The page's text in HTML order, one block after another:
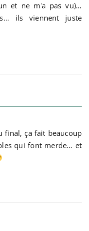
et ne m'a pas vu)…
ils viennent juste
final, ça fait beaucoup
qui font merde… et